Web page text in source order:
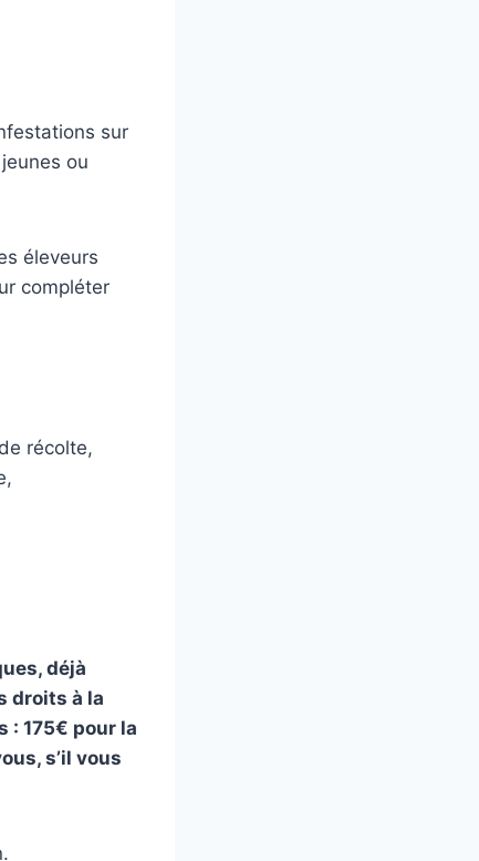
sur
ou
éleveurs
compléter
récolte,
s, déjà
droits à la
: 175€ pour la
s’il vous